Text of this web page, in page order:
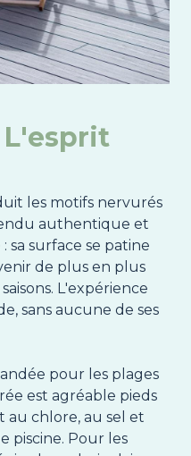
les motifs nervurés
authentique et
sa surface se patine
de plus en plus
L'expérience
sans aucune de ses
pour les plages
est agréable pieds
au chlore, au sel et
piscine. Pour les